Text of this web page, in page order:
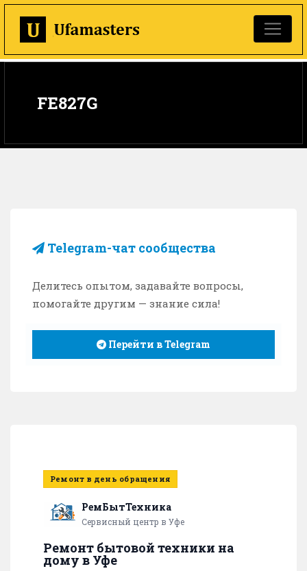
FE827G
Telegram-чат сообщества
Делитесь опытом, задавайте вопросы,
помогайте другим — знание сила!
Перейти в Telegram
Ремонт в день обращения
РемБытТехника
Сервисный центр в Уфе
Ремонт бытовой техники на
дому в Уфе